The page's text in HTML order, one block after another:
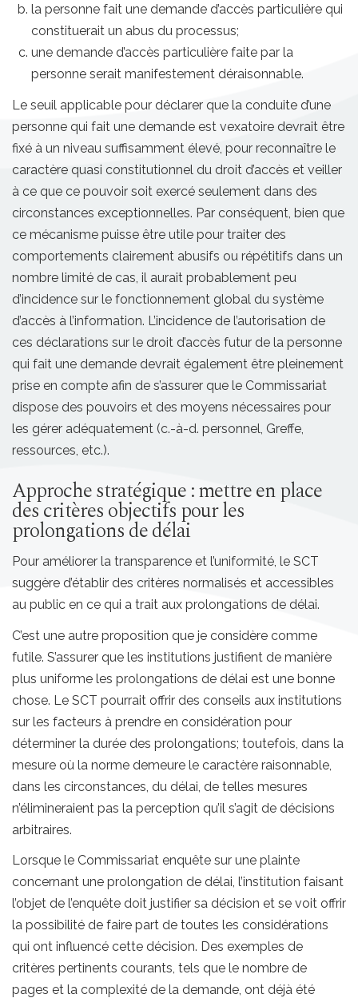
la personne fait une demande d’accès particulière qui
constituerait un abus du processus;
une demande d’accès particulière faite par la
personne serait manifestement déraisonnable.
Le seuil applicable pour déclarer que la conduite d’une
personne qui fait une demande est vexatoire devrait être
fixé à un niveau suffisamment élevé, pour reconnaître le
caractère quasi constitutionnel du droit d’accès et veiller
à ce que ce pouvoir soit exercé seulement dans des
circonstances exceptionnelles. Par conséquent, bien que
ce mécanisme puisse être utile pour traiter des
comportements clairement abusifs ou répétitifs dans un
nombre limité de cas, il aurait probablement peu
d’incidence sur le fonctionnement global du système
d’accès à l’information. L’incidence de l’autorisation de
ces déclarations sur le droit d’accès futur de la personne
qui fait une demande devrait également être pleinement
prise en compte afin de s’assurer que le Commissariat
dispose des pouvoirs et des moyens nécessaires pour
les gérer adéquatement (c.-à-d. personnel, Greffe,
ressources, etc.).
Approche stratégique : mettre en place
des critères objectifs pour les
prolongations de délai
Pour améliorer la transparence et l’uniformité, le SCT
suggère d’établir des critères normalisés et accessibles
au public en ce qui a trait aux prolongations de délai.
C’est une autre proposition que je considère comme
futile. S’assurer que les institutions justifient de manière
plus uniforme les prolongations de délai est une bonne
chose. Le SCT pourrait offrir des conseils aux institutions
sur les facteurs à prendre en considération pour
déterminer la durée des prolongations; toutefois, dans la
mesure où la norme demeure le caractère raisonnable,
dans les circonstances, du délai, de telles mesures
n’élimineraient pas la perception qu’il s’agit de décisions
arbitraires.
Lorsque le Commissariat enquête sur une plainte
concernant une prolongation de délai, l’institution faisant
l’objet de l’enquête doit justifier sa décision et se voit offrir
la possibilité de faire part de toutes les considérations
qui ont influencé cette décision. Des exemples de
critères pertinents courants, tels que le nombre de
pages et la complexité de la demande, ont déjà été